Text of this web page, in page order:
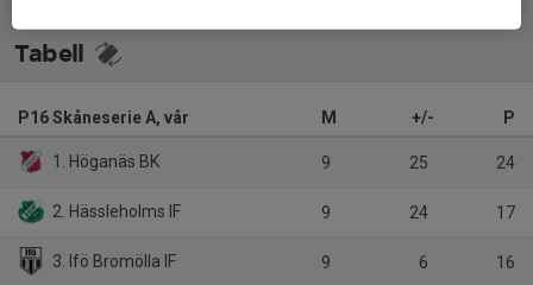
Tabell
P16 Skåneserie A, vår M +/- P
1. Höganäs BK 9 25 24
2. Hässleholms IF 9 24 17
3. Ifö Bromölla IF 9 6 16